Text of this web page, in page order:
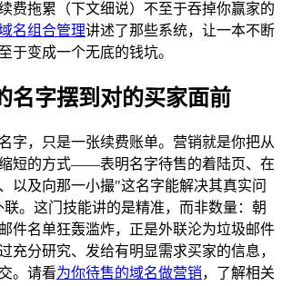
费拖累（下文细说）不至于吞掉你赢家的
名组合管理讲述了那些系统，让一本不断
于变成一个无底的钱坑。
名字摆到对的买家面前
字，只是一张续费账单。营销就是你把从
短的方式——表明名字待售的着陆页、在
以及向那一小撮"这名字能解决其真实问
。这门技能讲的是精准，而非数量：朝
件名单狂轰滥炸，正是外联沦为垃圾邮件
充分研究、发给有明显需求买家的信息，
。请看为你待售的域名做营销，了解相关